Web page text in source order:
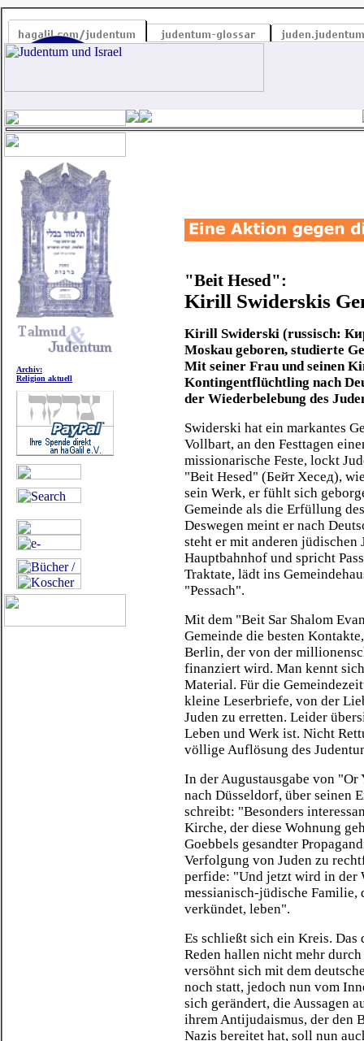
Archiv:
Religion aktuell
"Beit Hesed":
Kirill Swiderskis
Kirill Swiderski (russisch:
Moskau geboren, studierte
Mit seiner Frau und seinen
Kontingentflüchtling nach
der Wiederbelebung des
Swiderski hat ein markantes
Vollbart, an den Festtagen
missionarische Feste, lockt
"Beit Hesed" (Бейт Хесед),
sein Werk, er fühlt sich
Gemeinde als die Erfüllung
Deswegen meint er nach
steht er mit anderen
Hauptbahnhof und spricht
Traktate, lädt ins
"Pessach".
Mit dem "Beit Sar Shalom
Gemeinde die besten
Berlin, der von der
finanziert wird. Man kennt
Material. Für die
kleine Leserbriefe, von der
Juden zu erretten. Leider
Leben und Werk ist. Nicht
völlige Auflösung des
In der Augustausgabe von "Or
nach Düsseldorf, über seinen
schreibt: "Besonders
Kirche, der diese Wohnung
Goebbels gesandter
Verfolgung von Juden zu
perfide: "Und jetzt wird in der
messianisch-jüdische Familie,
verkündet, leben".
Es schließt sich ein Kreis. Das
Reden hallen nicht mehr
versöhnt sich mit dem
noch statt, jedoch nun vom
sich gerändert, die Aussagen
ihrem Antijudaismus, der den
Nazis bereitet hat, soll nun